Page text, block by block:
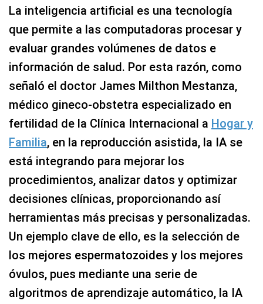
La inteligencia artificial es una tecnología
que permite a las computadoras procesar y
evaluar grandes volúmenes de datos e
información de salud. Por esta razón, como
señaló el doctor James Milthon Mestanza,
médico gineco-obstetra especializado en
fertilidad de la Clínica Internacional a Hogar y
Familia, en la reproducción asistida, la IA se
está integrando para mejorar los
procedimientos, analizar datos y optimizar
decisiones clínicas, proporcionando así
herramientas más precisas y personalizadas.
Un ejemplo clave de ello, es la selección de
los mejores espermatozoides y los mejores
óvulos, pues mediante una serie de
algoritmos de aprendizaje automático, la IA